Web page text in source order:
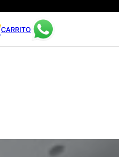
CARRITO